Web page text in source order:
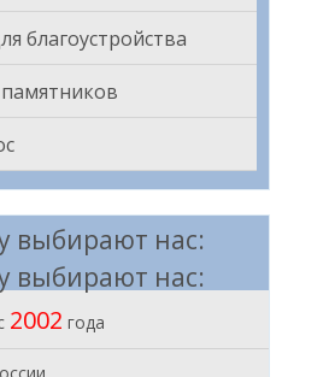
благоустройства
выбирают нас:
выбирают нас:
2002 года